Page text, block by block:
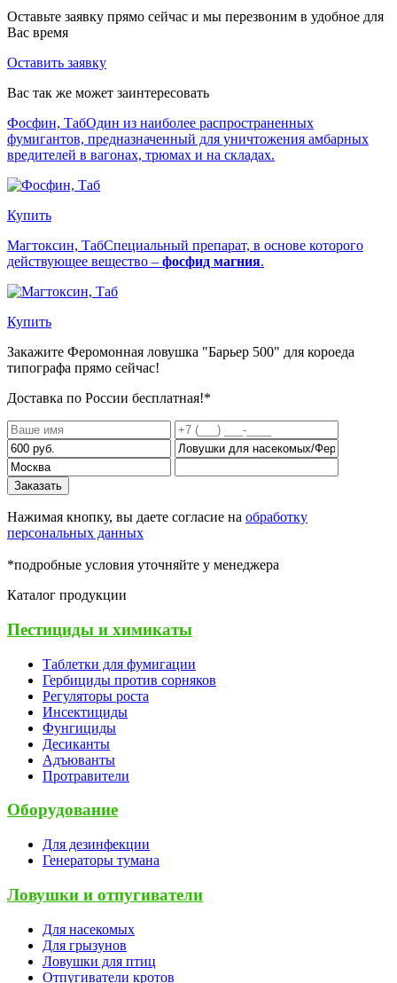
Оставьте заявку прямо сейчас и мы перезвоним в удобное для
Вас время
Оставить заявку
Вас так же может заинтересовать
Фосфин, ТабОдин из наиболее распространенных
фумигантов, предназначенный для уничтожения амбарных
вредителей в вагонах, трюмах и на складах.
Купить
Магтоксин, ТабСпециальный препарат, в основе которого
действующее вещество – фосфид магния.
Купить
Закажите Феромонная ловушка "Барьер 500" для короеда
типографа прямо сейчас!
Доставка по России бесплатная!*
Заказать
Нажимая кнопку, вы даете согласие на обработку
персональных данных
*подробные условия уточняйте у менеджера
Каталог продукции
Пестициды и химикаты
Таблетки для фумигации
Гербициды против сорняков
Регуляторы роста
Инсектициды
Фунгициды
Десиканты
Адъюванты
Протравители
Оборудование
Для дезинфекции
Генераторы тумана
Ловушки и отпугиватели
Для насекомых
Для грызунов
Ловушки для птиц
Отпугиватели кротов